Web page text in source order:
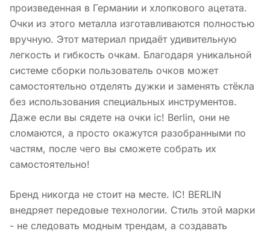
произведенная в Германии и хлопкового ацетата.
Очки из этого металла изготавливаются полностью
вручную. Этот материал придаёт удивительную
легкость и гибкость очкам. Благодаря уникальной
системе сборки пользователь очков может
самостоятельно отделять дужки и заменять стёкла
без использования специальных инструментов.
Даже если вы сядете на очки ic! Berlin, они не
сломаются, а просто окажутся разобранными по
частям, после чего вы сможете собрать их
самостоятельно!
Бренд никогда не стоит на месте. IC! BERLIN
внедряет передовые технологии. Стиль этой марки
- не следовать модным трендам, а создавать